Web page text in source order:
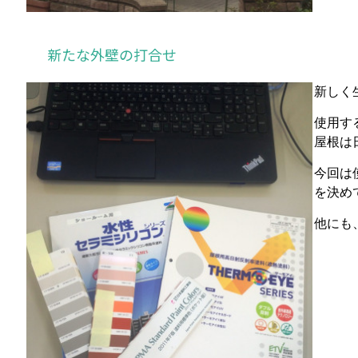
新たな外壁の打合せ
新しく
使用す
屋根は
今回は
を決め
他にも